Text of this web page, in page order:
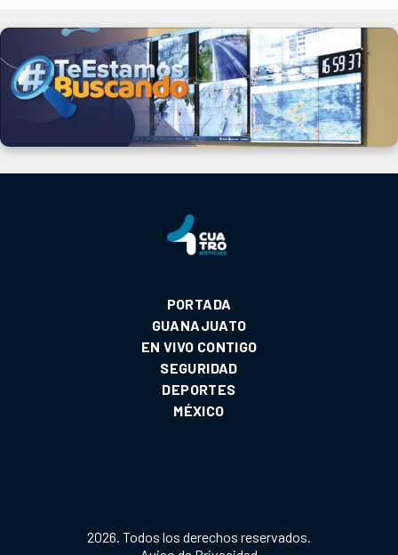
PORTADA
GUANAJUATO
EN VIVO CONTIGO
SEGURIDAD
DEPORTES
MÉXICO
2026. Todos los derechos reservados.